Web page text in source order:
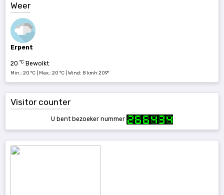
Weer
Erpent
20 °C Bewolkt
Min.: 20 °C | Max.: 20 °C | Wind: 8 kmh 209°
Visitor counter
U bent bezoeker nummer